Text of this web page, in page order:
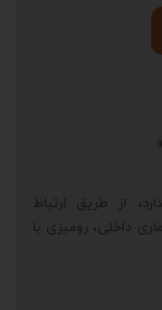
از طریق ارتباط
داخلی، رومیزی با